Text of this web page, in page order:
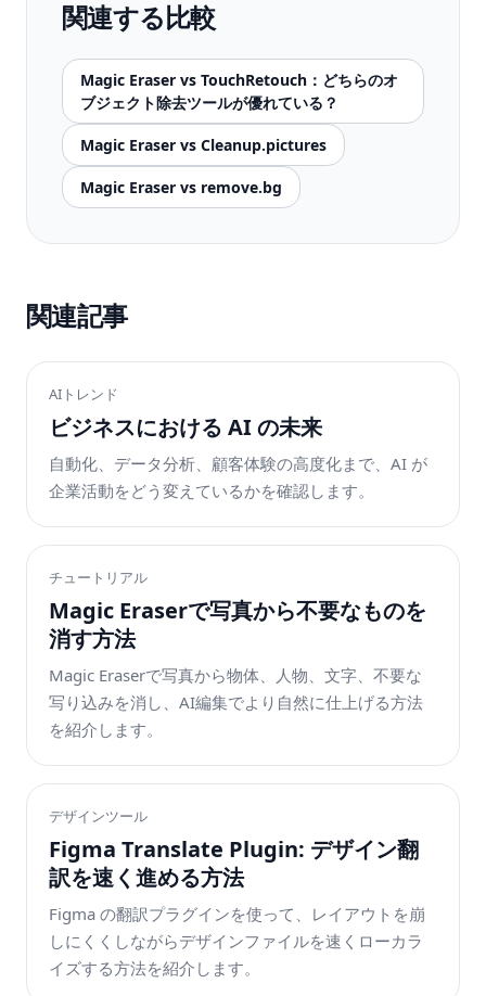
関連する比較
Magic Eraser vs TouchRetouch：どちらのオ
ブジェクト除去ツールが優れている？
Magic Eraser vs Cleanup.pictures
Magic Eraser vs remove.bg
関連記事
AIトレンド
ビジネスにおける AI の未来
自動化、データ分析、顧客体験の高度化まで、AI が
企業活動をどう変えているかを確認します。
チュートリアル
Magic Eraserで写真から不要なものを
消す方法
Magic Eraserで写真から物体、人物、文字、不要な
写り込みを消し、AI編集でより自然に仕上げる方法
を紹介します。
デザインツール
Figma Translate Plugin: デザイン翻
訳を速く進める方法
Figma の翻訳プラグインを使って、レイアウトを崩
しにくくしながらデザインファイルを速くローカラ
イズする方法を紹介します。